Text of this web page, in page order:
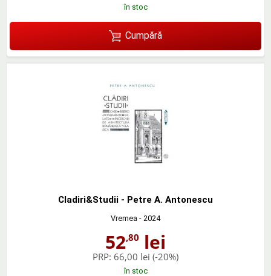
în stoc
Cumpără
Cladiri&Studii - Petre A. Antonescu
Vremea - 2024
52,80 lei
PRP: 66,00 lei (-20%)
în stoc